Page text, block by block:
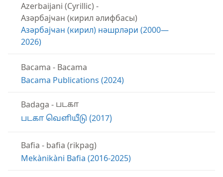
Azerbaijani (Cyrillic) -
Aзәрбајҹан (кирил әлифбасы)
Азәрбајҹан (кирил) нәшрләри (2000—
2026)
Bacama - Bacama
Bacama Publications (2024)
Badaga - படகா
படகா வெளியீடு (2017)
Bafia - bafia (rikpag)
Mekànikàni Bafia (2016-2025)